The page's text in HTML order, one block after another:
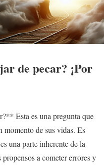
de pecar? ¡Por
Esta es una pregunta que
momento de sus vidas. Es
es una parte inherente de la
a cometer errores y